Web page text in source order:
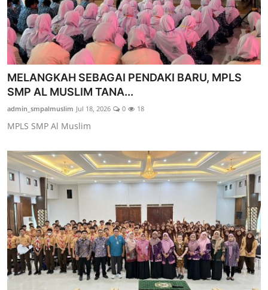
MELANGKAH SEBAGAI PENDAKI BARU, MPLS
SMP AL MUSLIM TANA...
admin_smpalmuslim Jul 18, 2026 0 18
MPLS SMP Al Muslim